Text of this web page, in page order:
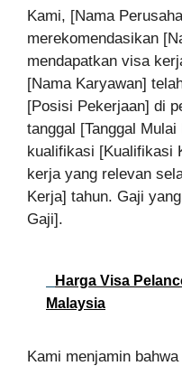
Kami, [Nama
merekomendasikan
mendapatkan visa
[Nama Karyawan]
[Posisi Pekerjaan] di
tanggal [Tanggal
kualifikasi [Kualifikasi
kerja yang relevan
Kerja] tahun. Gaji
Gaji].
Harga Visa
Malaysia
Kami menjamin